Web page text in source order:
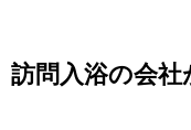
訪問入浴の会